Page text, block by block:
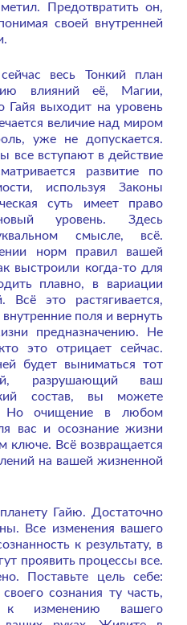
Предотвратить он,
своей внутренней
весь Тонкий план
влияний её, Магии,
Гайя выходит на уровень
величие над миром
уже не допускается.
все вступают в действие
развитие по
используя Законы
суть имеет право
уровень. Здесь
смысле, всё.
норм правил вашей
выстроили когда-то для
плавно, в вариации
Всё это растягивается,
поля и вернуть
предназначению. Не
это отрицает сейчас.
будет выниматься тот
разрушающий ваш
состав, вы можете
Но очищение в любом
вас и осознание жизни
ключе. Всё возвращается
на вашей жизненной
Гайю. Достаточно
Все изменения вашего
к результату, в
проявить процессы все.
Поставьте цель себе:
сознания ту часть,
к изменению вашего